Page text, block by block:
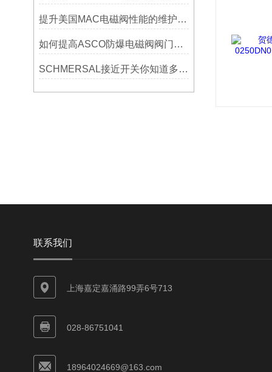
提升美国MAC电磁阀性能的维护与保养技巧说明
如何提高ASCO防爆电磁阀阀门实用寿命？
SCHMERSAL接近开关你知道多少呢？
联系我们
上海嘉定嘉涌路99弄6号713
028-86751041
18964024669@163.com